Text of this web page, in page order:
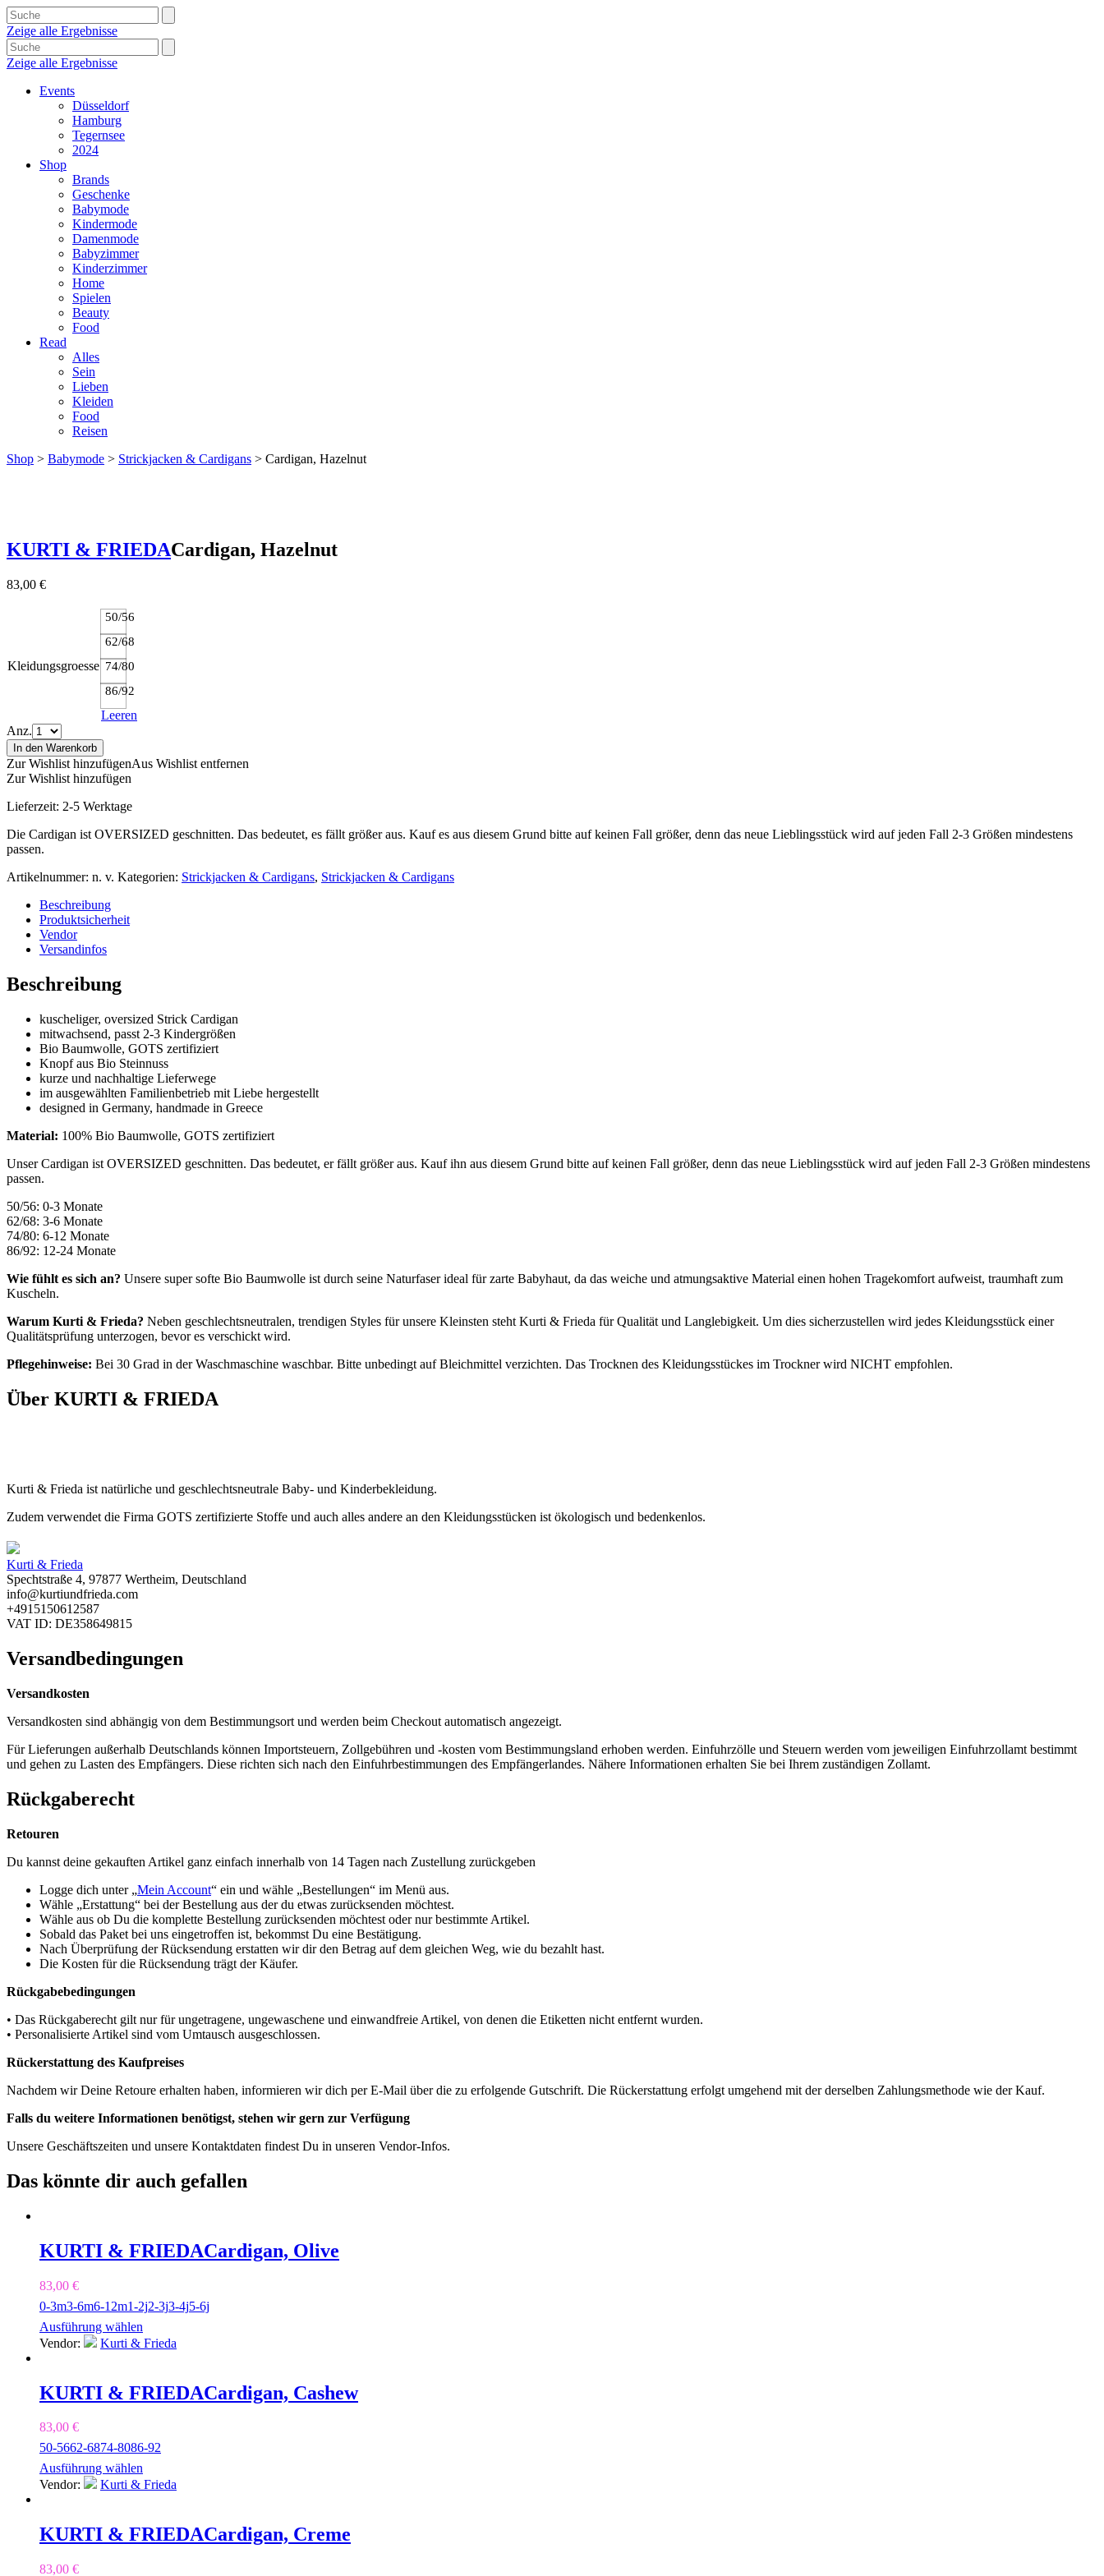
Zeige alle Ergebnisse
Zeige alle Ergebnisse
Events
Düsseldorf
Hamburg
Tegernsee
2024
Shop
Brands
Geschenke
Babymode
Kindermode
Damenmode
Babyzimmer
Kinderzimmer
Home
Spielen
Beauty
Food
Read
Alles
Sein
Lieben
Kleiden
Food
Reisen
Shop > Babymode > Strickjacken & Cardigans > Cardigan, Hazelnut
KURTI & FRIEDACardigan, Hazelnut
83,00 €
Kleidungsgroesse
50/56
62/68
74/80
86/92
Leeren
Anz.
In den Warenkorb
Zur Wishlist hinzufügenAus Wishlist entfernen
Zur Wishlist hinzufügen
Lieferzeit: 2-5 Werktage
Die Cardigan ist OVERSIZED geschnitten. Das bedeutet, es fällt größer aus. Kauf es aus diesem Grund bitte auf keinen Fall größer, denn das neue Lieblingsstück wird auf jeden Fall 2-3 Größen mindestens
passen.
Artikelnummer: n. v. Kategorien: Strickjacken & Cardigans, Strickjacken & Cardigans
Beschreibung
Produktsicherheit
Vendor
Versandinfos
Beschreibung
kuscheliger, oversized Strick Cardigan
mitwachsend, passt 2-3 Kindergrößen
Bio Baumwolle, GOTS zertifiziert
Knopf aus Bio Steinnuss
kurze und nachhaltige Lieferwege
im ausgewählten Familienbetrieb mit Liebe hergestellt
designed in Germany, handmade in Greece
Material: 100% Bio Baumwolle, GOTS zertifiziert
Unser Cardigan ist OVERSIZED geschnitten. Das bedeutet, er fällt größer aus. Kauf ihn aus diesem Grund bitte auf keinen Fall größer, denn das neue Lieblingsstück wird auf jeden Fall 2-3 Größen mindestens
passen.
50/56: 0-3 Monate
62/68: 3-6 Monate
74/80: 6-12 Monate
86/92: 12-24 Monate
Wie fühlt es sich an? Unsere super softe Bio Baumwolle ist durch seine Naturfaser ideal für zarte Babyhaut, da das weiche und atmungsaktive Material einen hohen Tragekomfort aufweist, traumhaft zum
Kuscheln.
Warum Kurti & Frieda? Neben geschlechtsneutralen, trendigen Styles für unsere Kleinsten steht Kurti & Frieda für Qualität und Langlebigkeit. Um dies sicherzustellen wird jedes Kleidungsstück einer
Qualitätsprüfung unterzogen, bevor es verschickt wird.
Pflegehinweise: Bei 30 Grad in der Waschmaschine waschbar. Bitte unbedingt auf Bleichmittel verzichten. Das Trocknen des Kleidungsstückes im Trockner wird NICHT empfohlen.
Über KURTI & FRIEDA
Kurti & Frieda ist natürliche und geschlechtsneutrale Baby- und Kinderbekleidung.
Zudem verwendet die Firma GOTS zertifizierte Stoffe und auch alles andere an den Kleidungsstücken ist ökologisch und bedenkenlos.
Kurti & Frieda
Spechtstraße 4, 97877 Wertheim, Deutschland
info@kurtiundfrieda.com
+4915150612587
VAT ID: DE358649815
Versandbedingungen
Versandkosten
Versandkosten sind abhängig von dem Bestimmungsort und werden beim Checkout automatisch angezeigt.
Für Lieferungen außerhalb Deutschlands können Importsteuern, Zollgebühren und -kosten vom Bestimmungsland erhoben werden. Einfuhrzölle und Steuern werden vom jeweiligen Einfuhrzollamt bestimmt
und gehen zu Lasten des Empfängers. Diese richten sich nach den Einfuhrbestimmungen des Empfängerlandes. Nähere Informationen erhalten Sie bei Ihrem zuständigen Zollamt.
Rückgaberecht
Retouren
Du kannst deine gekauften Artikel ganz einfach innerhalb von 14 Tagen nach Zustellung zurückgeben
Logge dich unter „Mein Account“ ein und wähle „Bestellungen“ im Menü aus.
Wähle „Erstattung“ bei der Bestellung aus der du etwas zurücksenden möchtest.
Wähle aus ob Du die komplette Bestellung zurücksenden möchtest oder nur bestimmte Artikel.
Sobald das Paket bei uns eingetroffen ist, bekommst Du eine Bestätigung.
Nach Überprüfung der Rücksendung erstatten wir dir den Betrag auf dem gleichen Weg, wie du bezahlt hast.
Die Kosten für die Rücksendung trägt der Käufer.
Rückgabebedingungen
• Das Rückgaberecht gilt nur für ungetragene, ungewaschene und einwandfreie Artikel, von denen die Etiketten nicht entfernt wurden.
• Personalisierte Artikel sind vom Umtausch ausgeschlossen.
Rückerstattung des Kaufpreises
Nachdem wir Deine Retoure erhalten haben, informieren wir dich per E-Mail über die zu erfolgende Gutschrift. Die Rückerstattung erfolgt umgehend mit der derselben Zahlungsmethode wie der Kauf.
Falls du weitere Informationen benötigst, stehen wir gern zur Verfügung
Unsere Geschäftszeiten und unsere Kontaktdaten findest Du in unseren Vendor-Infos.
Das könnte dir auch gefallen
KURTI & FRIEDACardigan, Olive
83,00 €
0-3m3-6m6-12m1-2j2-3j3-4j5-6j
Ausführung wählen
Vendor:
Kurti & Frieda
KURTI & FRIEDACardigan, Cashew
83,00 €
50-5662-6874-8086-92
Ausführung wählen
Vendor:
Kurti & Frieda
KURTI & FRIEDACardigan, Creme
83,00 €